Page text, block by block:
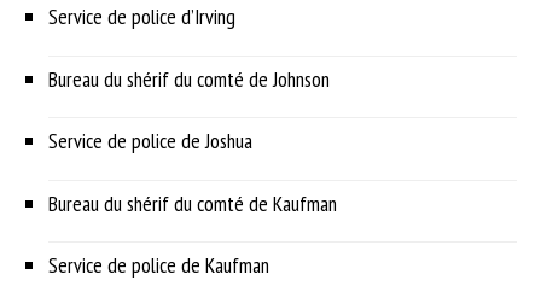
Service de police d’Irving
Bureau du shérif du comté de Johnson
Service de police de Joshua
Bureau du shérif du comté de Kaufman
Service de police de Kaufman